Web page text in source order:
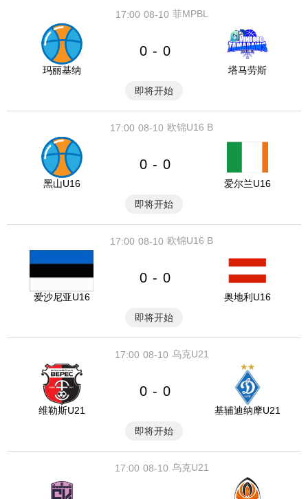
08-10
17:00 菲MPBL
玛丽基纳
0 - 0
塔马劳斯
即将开始
08-10
17:00 欧锦U16 B
黑山U16
0 - 0
爱尔兰U16
即将开始
08-10
17:00 欧锦U16 B
爱沙尼亚U16
0 - 0
奥地利U16
即将开始
08-10
17:00 乌克U21
维勒斯U21
0 - 0
基辅迪纳摩U21
即将开始
08-10
17:00 乌克U21